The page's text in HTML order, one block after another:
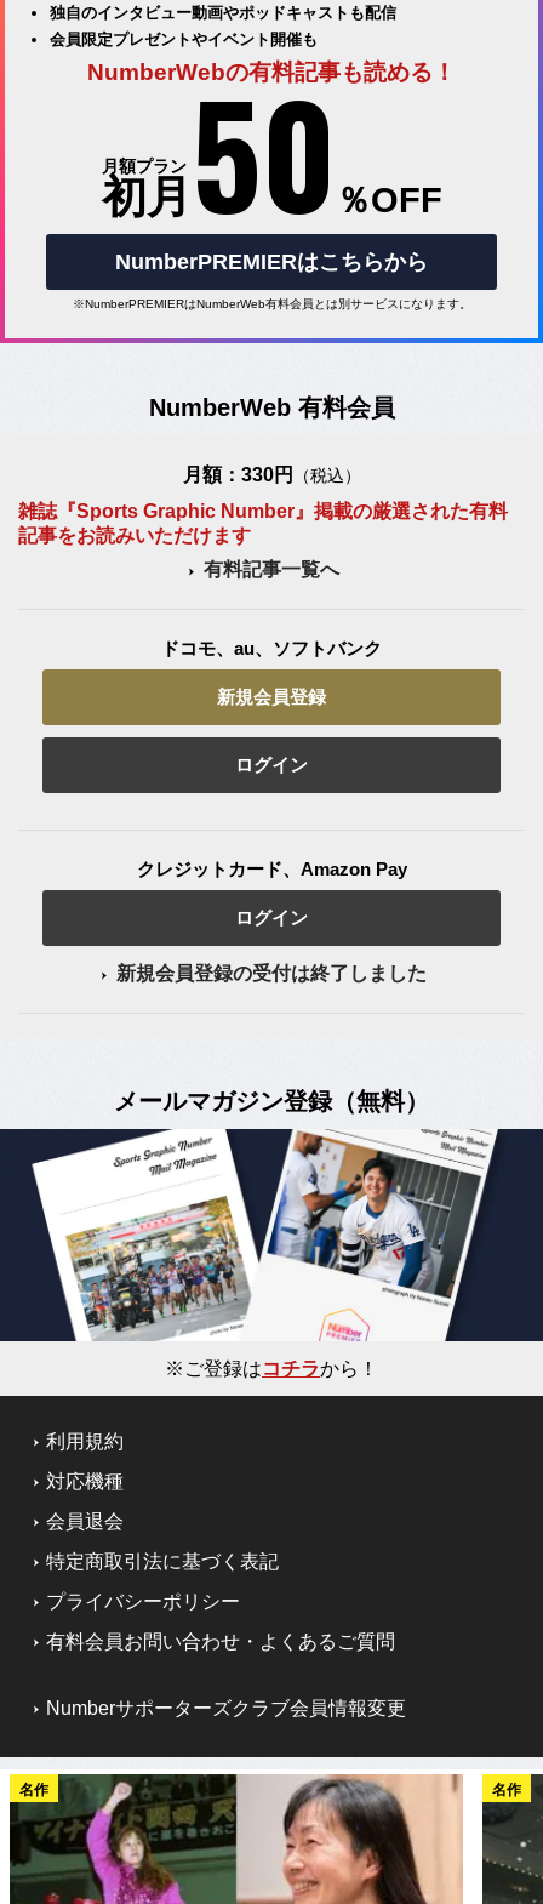
独自のインタビュー動画やポッドキャストも配信
会員限定プレゼントやイベント開催も
NumberWebの有料記事も読める！
月額プラン
初月 50 ％OFF
NumberPREMIERはこちらから
※NumberPREMIERはNumberWeb有料会員とは別サービスになります。
NumberWeb 有料会員
月額：330円 （税込）
雑誌『Sports Graphic Number』掲載の厳選された有料
記事をお読みいただけます
有料記事一覧へ
ドコモ、au、ソフトバンク
新規会員登録
ログイン
クレジットカード、Amazon Pay
ログイン
新規会員登録の受付は終了しました
メールマガジン登録（無料）
※ご登録はコチラから！
利用規約
対応機種
会員退会
特定商取引法に基づく表記
プライバシーポリシー
有料会員お問い合わせ・よくあるご質問
Numberサポーターズクラブ会員情報変更
名作 名作